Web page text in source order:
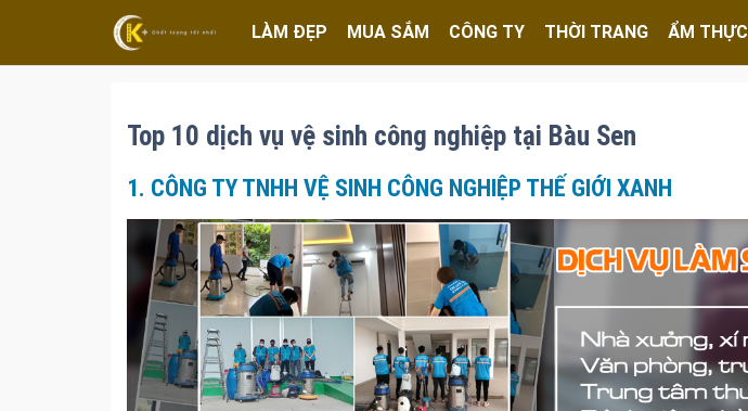
LÀM ĐẸP MUA SẮM CÔNG TY THỜI TRANG ẨM THỰC
Top 10 dịch vụ vệ sinh công nghiệp tại Bàu Sen
1. CÔNG TY TNHH VỆ SINH CÔNG NGHIỆP THẾ GIỚI XANH